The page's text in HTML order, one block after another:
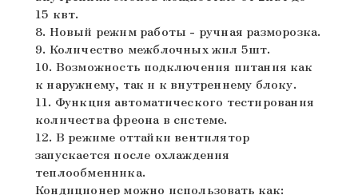
15 квт.
8. Новый режим работы - ручная разморозка.
9. Количество межблочных жил 5шт.
10. Возможность подключения питания как
к наружнему, так и к внутреннему блоку.
11. Функция автоматического тестирования
количества фреона в системе.
12. В режиме оттайки вентилятор
запускается после охлаждения
теплообменника.
Кондиционер можно использовать как: